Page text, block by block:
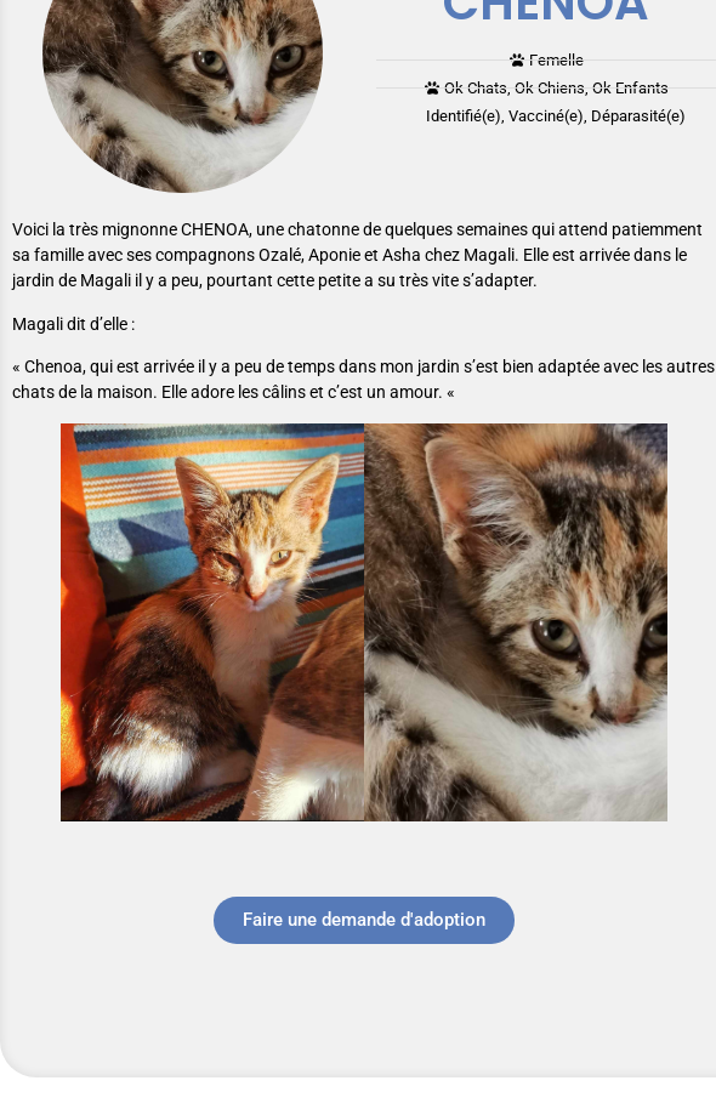
Femelle
Ok Chats, Ok Chiens, Ok Enfants
Identifié(e), Vacciné(e), Déparasité(e)
Voici la très mignonne CHENOA, une chatonne de quelques semaines qui attend patiemment
sa famille avec ses compagnons Ozalé, Aponie et Asha chez Magali. Elle est arrivée dans le
jardin de Magali il y a peu, pourtant cette petite a su très vite s’adapter.
Magali dit d’elle :
« Chenoa, qui est arrivée il y a peu de temps dans mon jardin s’est bien adaptée avec les autres
chats de la maison. Elle adore les câlins et c’est un amour. «
Faire une demande d'adoption